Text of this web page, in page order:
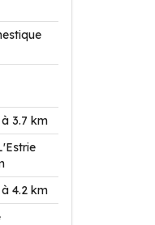
3.7 km
4.2 km